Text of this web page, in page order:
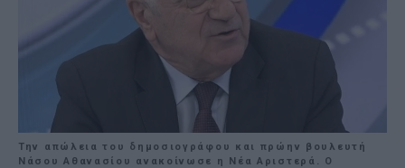
Την απώλεια του δημοσιογράφου και πρώην βουλευτή
Νάσου Αθανασίου ανακοίνωσε η Νέα Αριστερά. Ο